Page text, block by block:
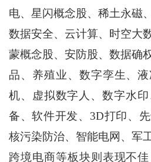
电、星闪概念股、稀土永磁
数据安全、云计算、时空大
蒙概念股、安防股、数据确
品、养殖业、数字孪生、
机、虚拟数字人、数字水
备、软件开发、3D打印、
核污染防治、智能电网、军
跨境电商等板块则表现不